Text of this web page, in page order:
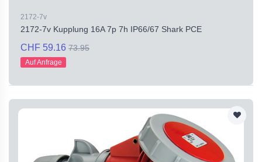
2172-7v
2172-7v Kupplung 16A 7p 7h IP66/67 Shark PCE
CHF 59.16 73.95
Auf Anfrage